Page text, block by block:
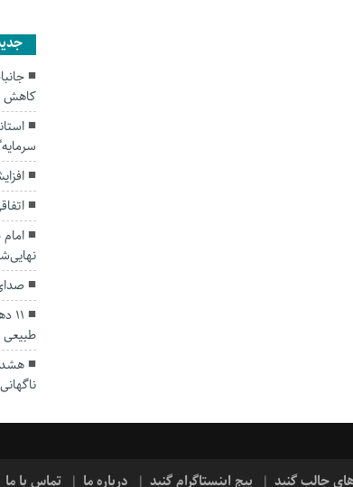
کاهش
افزایش ۵۳ درصدی
طبیعی
جالب گنبد پیج اینستاگرام گنبد درباره ما تماس با ما